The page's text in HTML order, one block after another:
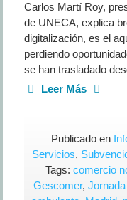
Carlos Martí Roy,
de UNECA, explica
digitalización, es el
perdiendo
se han trasladado
Leer Más
Publicado en
Servicios,
Tags: comercio
Gescomer,